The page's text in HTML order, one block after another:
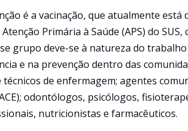
é a vacinação, que atualmente
Primária à Saúde (APS) do
grupo deve-se à natureza do
e na prevenção dentro das
de enfermagem; agentes
odontólogos, psicólogos,
nutricionistas e farmacêuticos.